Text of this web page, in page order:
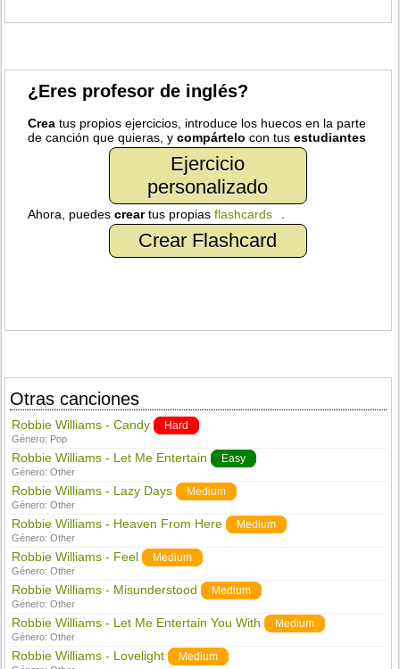
¿Eres profesor de inglés?
Crea tus propios ejercicios, introduce los huecos en la parte
de canción que quieras, ycompártelo con tusestudiantes
Ejercicio
personalizado
Ahora, puedescreartus propiasflashcards .
Crear Flashcard
Otras canciones
Robbie Williams - Candy Hard
Género: Pop
Robbie Williams - Let Me Entertain Easy
Género:Other
Robbie Williams - Lazy Days Medium
Género:Other
Robbie Williams - Heaven From Here Medium
Género:Other
Robbie Williams - Feel Medium
Género:Other
Robbie Williams - Misunderstood Medium
Género:Other
Robbie Williams - Let Me Entertain You With Medium
Género:Other
Robbie Williams - Lovelight Medium